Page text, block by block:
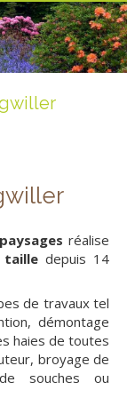
réalise
taille depuis 14
de travaux tel
démontage
haies de toutes
broyage de
souches ou